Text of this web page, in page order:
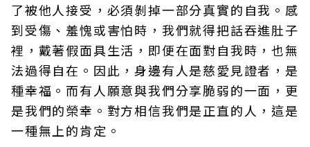
了被他人接受，必須剝掉一部分真實的自我。感
到受傷、羞愧或害怕時，我們就得把話吞進肚子
裡，戴著假面具生活，即便在面對自我時，也無
法過得自在。因此，身邊有人是慈愛見證者，是
種幸福。而有人願意與我們分享脆弱的一面，更
是我們的榮幸。對方相信我們是正直的人，這是
一種無上的肯定。